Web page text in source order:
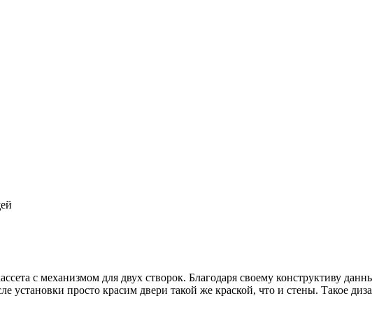
с механизмом для двух створок. Благодаря своему конструктиву
установки просто красим двери такой же краской, что и стены. Такое